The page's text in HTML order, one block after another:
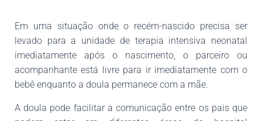
Em uma situação onde o recém-nascido precisa ser
levado para a unidade de terapia intensiva neonatal
imediatamente após o nascimento, o parceiro ou
acompanhante está livre para ir imediatamente com o
bebê enquanto a doula permanece com a mãe.
A doula pode facilitar a comunicação entre os pais que